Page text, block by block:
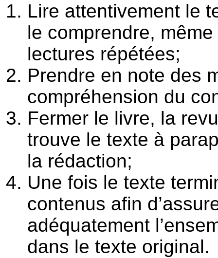
Lire attentivement le
le comprendre,
lectures répétées;
Prendre en note des
compréhension du
Fermer le livre, la
trouve le texte à
la rédaction;
Une fois le texte
contenus afin
adéquatement
dans le texte original.